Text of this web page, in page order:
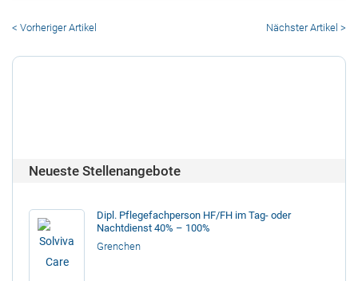
< Vorheriger Artikel Nächster Artikel >
Neueste Stellenangebote
Dipl. Pflegefachperson HF/FH im Tag- oder
Nachtdienst 40% – 100%
Grenchen